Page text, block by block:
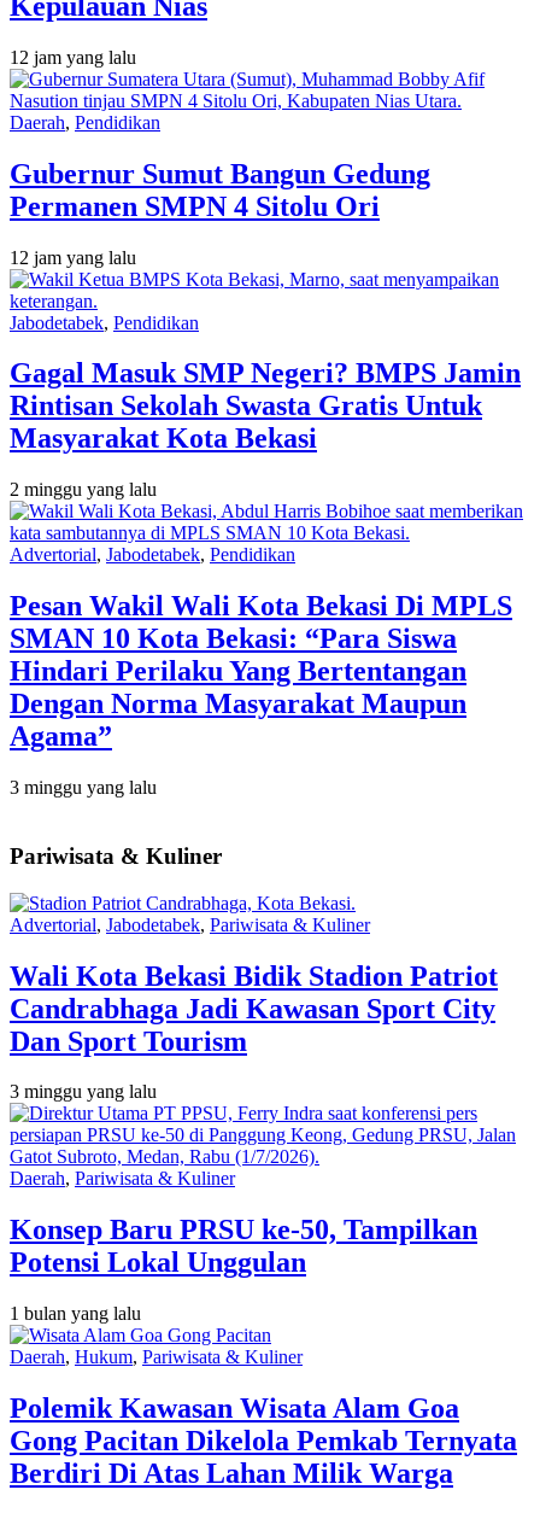
12 jam yang lalu
Daerah, Pendidikan
Gubernur Sumut Bangun Gedung
Permanen SMPN 4 Sitolu Ori
12 jam yang lalu
Jabodetabek, Pendidikan
Gagal Masuk SMP Negeri? BMPS Jamin
Rintisan Sekolah Swasta Gratis Untuk
Masyarakat Kota Bekasi
2 minggu yang lalu
Advertorial, Jabodetabek, Pendidikan
Pesan Wakil Wali Kota Bekasi Di MPLS
SMAN 10 Kota Bekasi: “Para Siswa
Hindari Perilaku Yang Bertentangan
Dengan Norma Masyarakat Maupun
Agama”
3 minggu yang lalu
Pariwisata & Kuliner
Advertorial, Jabodetabek, Pariwisata & Kuliner
Wali Kota Bekasi Bidik Stadion Patriot
Candrabhaga Jadi Kawasan Sport City
Dan Sport Tourism
3 minggu yang lalu
Daerah, Pariwisata & Kuliner
Konsep Baru PRSU ke-50, Tampilkan
Potensi Lokal Unggulan
1 bulan yang lalu
Daerah, Hukum, Pariwisata & Kuliner
Polemik Kawasan Wisata Alam Goa
Gong Pacitan Dikelola Pemkab Ternyata
Berdiri Di Atas Lahan Milik Warga